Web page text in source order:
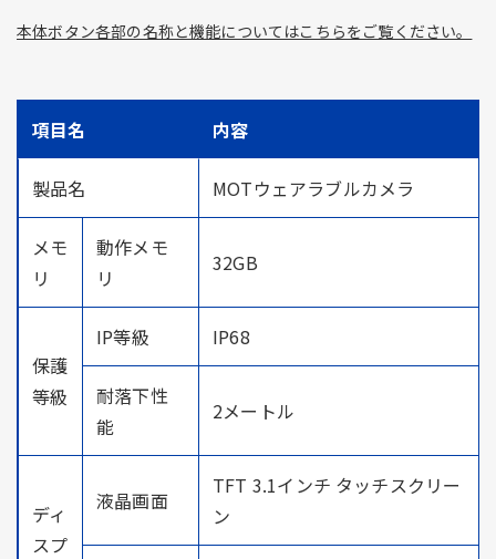
本体ボタン各部の名称と機能についてはこちらをご覧ください。
項目名 内容
製品名 MOTウェアラブルカメラ
メモ
リ
動作メモ
リ
32GB
保護
等級
IP等級 IP68
耐落下性
能
2メートル
ディ
スプ
液晶画面
TFT 3.1インチ タッチスクリー
ン